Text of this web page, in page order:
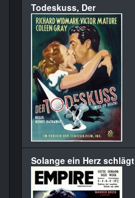
Todeskuss, Der
Solange ein Herz schlägt